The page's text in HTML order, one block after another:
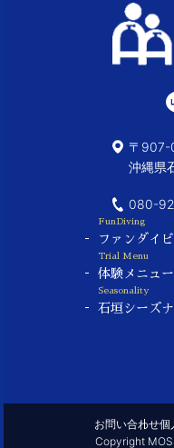
〒
沖縄県
080-
FunDiving
ファンダイ
Trial Menu
体験メニュー
Seasonality
石垣シーズ
お問い合わせ個
Copyright